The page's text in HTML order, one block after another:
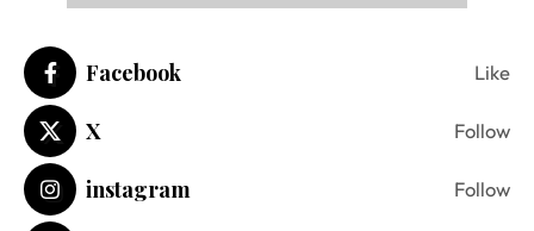
Facebook Like
X Follow
instagram Follow